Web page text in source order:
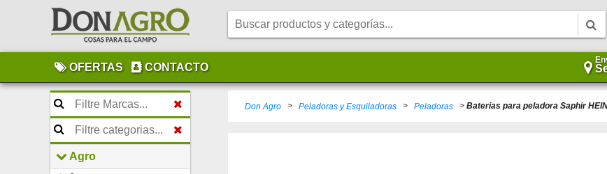
OFERTAS CONTACTO
Agro
Don Agro > Peladoras y Esquiladoras > Peladoras > Baterias para peladora Saphir